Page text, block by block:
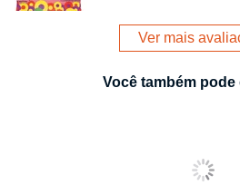
Ver mais
Você também